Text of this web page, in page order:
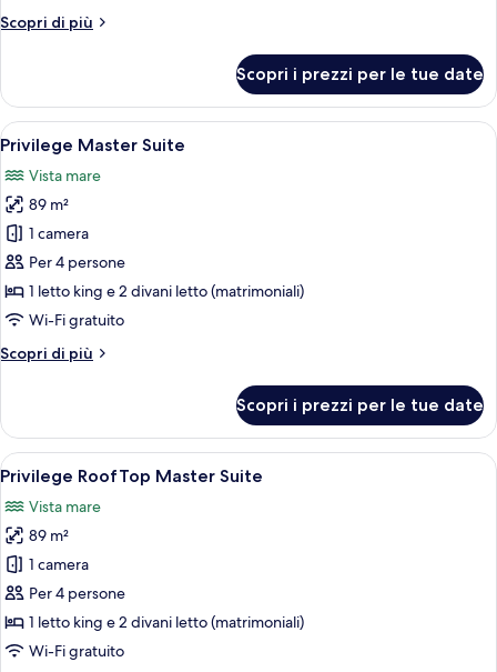
Suite
Scopri di più
Altri
Up
Junior
Suite
Scopri i prezzi per le tue date
Apri
tutte
le
foto
per
Privilege
Master
Suite
Una camera d'albergo moderna con
5
Privilege Master Suite
Vista mare
89 m²
1 camera
Per 4 persone
1 letto king e 2 divani letto (matrimoniali)
Wi-Fi gratuito
Scopri di più
Altri
Master
Suite
Scopri i prezzi per le tue date
Apri
tutte
le
foto
per
Privilege
RoofTop
Master
Camera d'albergo moderna con un
6
Privilege RoofTop Master Suite
Vista mare
89 m²
1 camera
Per 4 persone
1 letto king e 2 divani letto (matrimoniali)
Wi-Fi gratuito